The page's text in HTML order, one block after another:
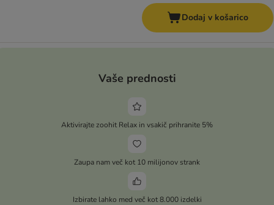
Dodaj v košarico
Vaše prednosti
Aktivirajte zoohit Relax in vsakič prihranite 5%
Zaupa nam več kot 10 milijonov strank
Izbirate lahko med več kot 8.000 izdelki